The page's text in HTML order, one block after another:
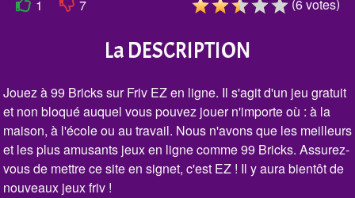
1 7 (6votes)
La DESCRIPTION
Jouez à 99 Bricks sur Friv EZ en ligne. Il s'agit d'un jeu gratuit
et non bloqué auquel vous pouvez jouer n'importe où : à la
maison, à l'école ou au travail. Nous n'avons que les meilleurs
et les plus amusants jeux en ligne comme 99 Bricks. Assurez-
vous de mettre ce site en signet, c'est EZ ! Il y aura bientôt de
nouveaux jeux friv !